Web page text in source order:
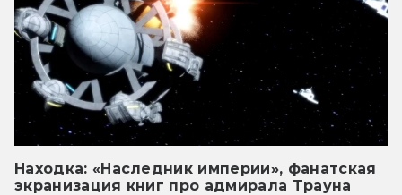
Находка: «Наследник империи», фанатская
экранизация книг про адмирала Трауна